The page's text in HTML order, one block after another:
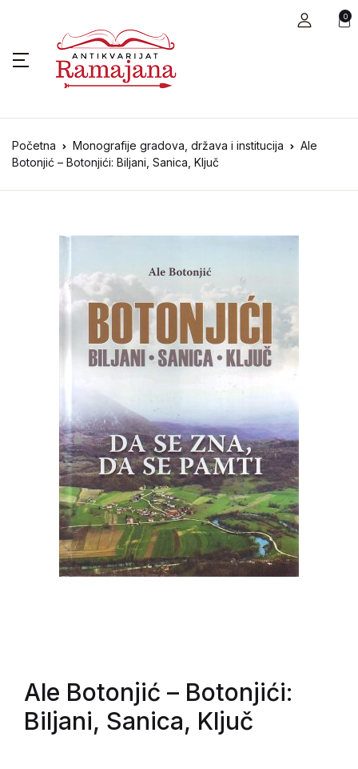
0
Početna Monografije gradova, država i institucija
Ale
Botonjić – Botonjići: Biljani, Sanica, Ključ
Ale Botonjić – Botonjići:
Biljani, Sanica, Ključ